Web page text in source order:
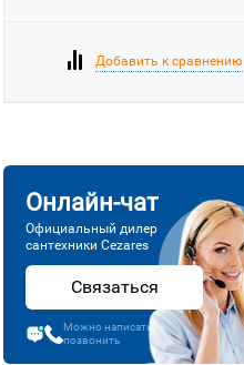
Добавить к сравнению
Онлайн-чат
Официальный дилер
сантехники Cezares
Связаться
Можно написать или
позвонить